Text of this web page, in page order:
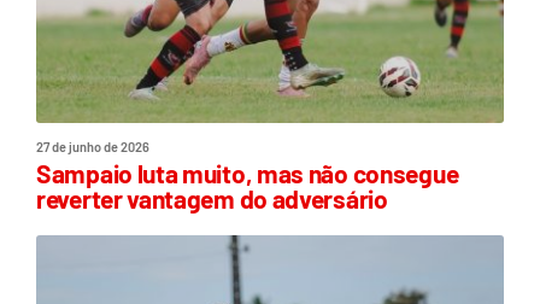
27 de junho de 2026
Sampaio luta muito, mas não consegue
reverter vantagem do adversário